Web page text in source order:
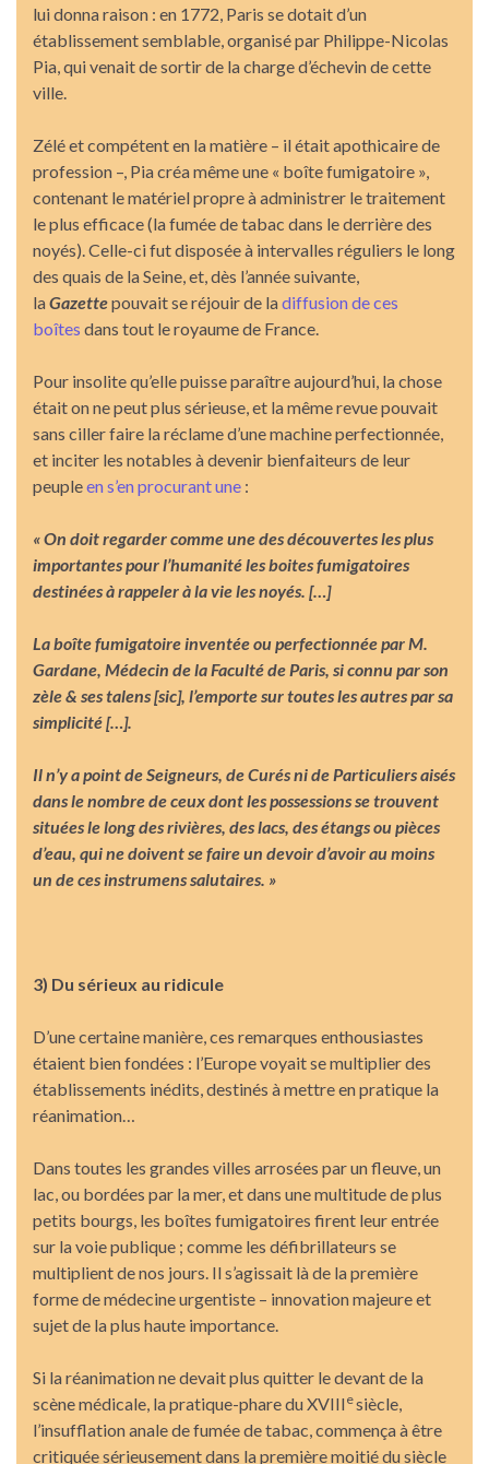
lui donna raison : en 1772, Paris se dotait d’un
établissement semblable, organisé par Philippe-Nicolas
Pia, qui venait de sortir de la charge d’échevin de cette
ville.
Zélé et compétent en la matière – il était apothicaire de
profession –, Pia créa même une « boîte fumigatoire »,
contenant le matériel propre à administrer le traitement
le plus efficace (la fumée de tabac dans le derrière des
noyés). Celle-ci fut disposée à intervalles réguliers le long
des quais de la Seine, et, dès l’année suivante,
laGazettepouvait se réjouir de ladiffusion de ces
boîtes dans tout le royaume de France.
Pour insolite qu’elle puisse paraître aujourd’hui, la chose
était on ne peut plus sérieuse, et la même revue pouvait
sans ciller faire la réclame d’une machine perfectionnée,
et inciter les notables à devenir bienfaiteurs de leur
peupleen s’en procurant une :
« On doit regarder comme une des découvertes les plus
importantes pour l’humanité les boites fumigatoires
destinées à rappeler à la vie les noyés. […]
La boîte fumigatoire inventée ou perfectionnée par M.
Gardane, Médecin de la Faculté de Paris, si connu par son
zèle & ses talens [sic], l’emporte sur toutes les autres par sa
simplicité […].
Il n’y a point de Seigneurs, de Curés ni de Particuliers aisés
dans le nombre de ceux dont les possessions se trouvent
situées le long des rivières, des lacs, des étangs ou pièces
d’eau, qui ne doivent se faire un devoir d’avoir au moins
un de ces instrumens salutaires. »
3) Du sérieux au ridicule
D’une certaine manière, ces remarques enthousiastes
étaient bien fondées : l’Europe voyait se multiplier des
établissements inédits, destinés à mettre en pratique la
réanimation…
Dans toutes les grandes villes arrosées par un fleuve, un
lac, ou bordées par la mer, et dans une multitude de plus
petits bourgs, les boîtes fumigatoires firent leur entrée
sur la voie publique ; comme les défibrillateurs se
multiplient de nos jours. Il s’agissait là de la première
forme de médecine urgentiste – innovation majeure et
sujet de la plus haute importance.
Si la réanimation ne devait plus quitter le devant de la
scène médicale, la pratique-phare du XVIIIesiècle,
l’insufflation anale de fumée de tabac, commença à être
critiquée sérieusement dans la première moitié du siècle